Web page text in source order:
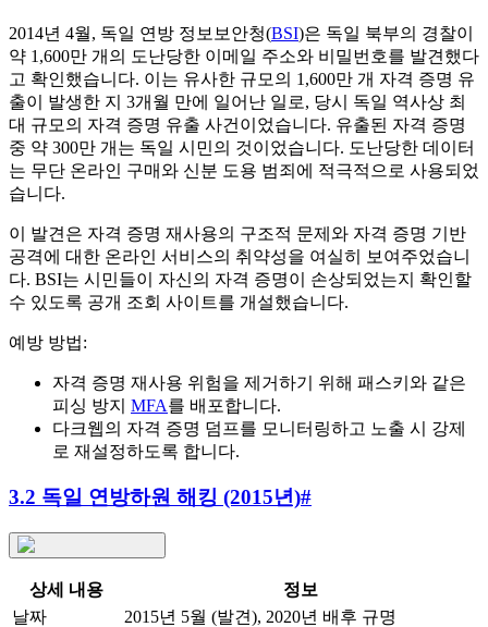
2014년 4월, 독일 연방 정보보안청(BSI)은 독일 북부의 경찰이
약 1,600만 개의 도난당한 이메일 주소와 비밀번호를 발견했다
고 확인했습니다. 이는 유사한 규모의 1,600만 개 자격 증명 유
출이 발생한 지 3개월 만에 일어난 일로, 당시 독일 역사상 최
대 규모의 자격 증명 유출 사건이었습니다. 유출된 자격 증명
중 약 300만 개는 독일 시민의 것이었습니다. 도난당한 데이터
는 무단 온라인 구매와 신분 도용 범죄에 적극적으로 사용되었
습니다.
이 발견은 자격 증명 재사용의 구조적 문제와 자격 증명 기반
공격에 대한 온라인 서비스의 취약성을 여실히 보여주었습니
다. BSI는 시민들이 자신의 자격 증명이 손상되었는지 확인할
수 있도록 공개 조회 사이트를 개설했습니다.
예방 방법:
자격 증명 재사용 위험을 제거하기 위해 패스키와 같은
피싱 방지 MFA를 배포합니다.
다크웹의 자격 증명 덤프를 모니터링하고 노출 시 강제
로 재설정하도록 합니다.
3.2 독일 연방하원 해킹 (2015년)#
상세 내용
정보
날짜
2015년 5월 (발견), 2020년 배후 규명